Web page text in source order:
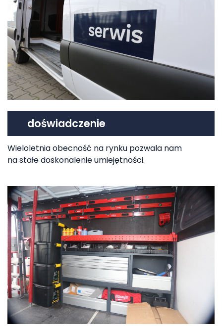
doświadczenie
Wieloletnia obecność na rynku pozwala nam
na stałe doskonalenie umiejętności.